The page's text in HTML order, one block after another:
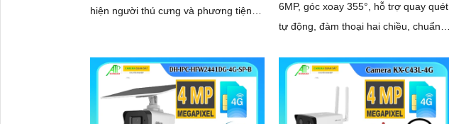
hiện người thú cưng và phương tiện
6MP, góc xoay 355°, hỗ trợ quay quét
tự động, đàm thoại hai chiều, chuẩn
thông minh IMOU SENSE, báo động